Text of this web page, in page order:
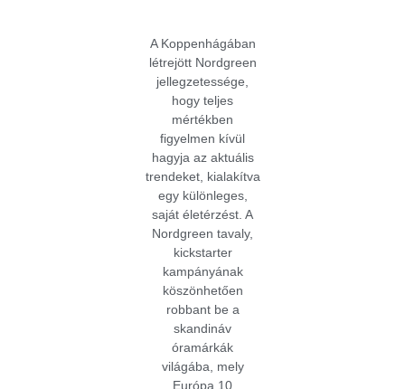
A Koppenhágában
létrejött Nordgreen
jellegzetessége,
hogy teljes
mértékben
figyelmen kívül
hagyja az aktuális
trendeket, kialakítva
egy különleges,
saját életérzést. A
Nordgreen tavaly,
kickstarter
kampányának
köszönhetően
robbant be a
skandináv
óramárkák
világába, mely
Európa 10